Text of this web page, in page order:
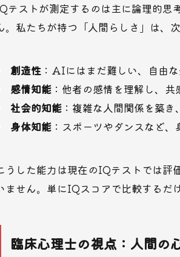
テストが測定するのは主に論理的思
。私たちが持つ「人間らしさ」は、
創造性 ：AIにはまだ難しい、自由
感情知能 ：他者の感情を理解し、共
社会的知能 ：複雑な人間関係を築き
身体知能 ：スポーツやダンスなど
うした能力は現在のIQテストでは評
ません。単にIQスコアで比較するだ
臨床心理士の視点：人間の